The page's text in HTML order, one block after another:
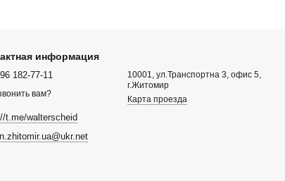
информация
182-77-11
вам?
t.me/walterscheid
10001, ул.Транспортна 3, офис 5,
г.Житомир
Карта проезда